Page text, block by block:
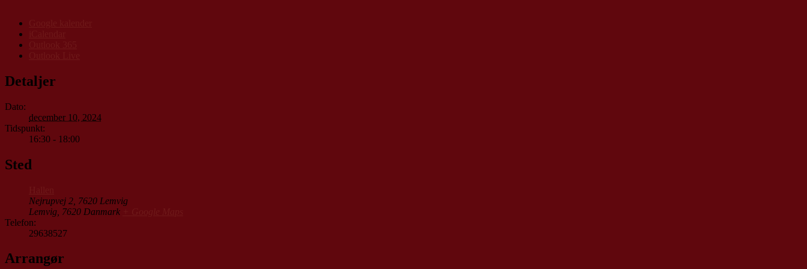
Detaljer
Dato:
december 10, 2024
Tidspunkt:
16:30 - 18:00
Sted
Nejrupvej 2, 7620 Lemvig
Lemvig 7620 Danmark
Telefon:
29638527
Arrangør